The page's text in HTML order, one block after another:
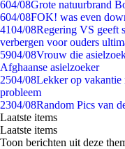
604/08Grote natuurbrand
604/08FOK! was even
4104/08Regering VS geeft
verbergen voor ouders
5904/08Vrouw die
Afghaanse asielzoeker
2504/08Lekker op vakantie
probleem
2304/08Random Pics van
Laatste items
Laatste items
Toon berichten uit deze